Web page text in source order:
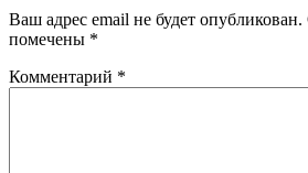
Ваш адрес email не будет опубликован.
помечены *
Комментарий *